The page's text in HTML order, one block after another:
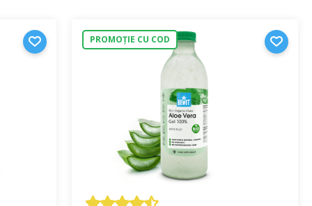
PROMOȚIE CU COD